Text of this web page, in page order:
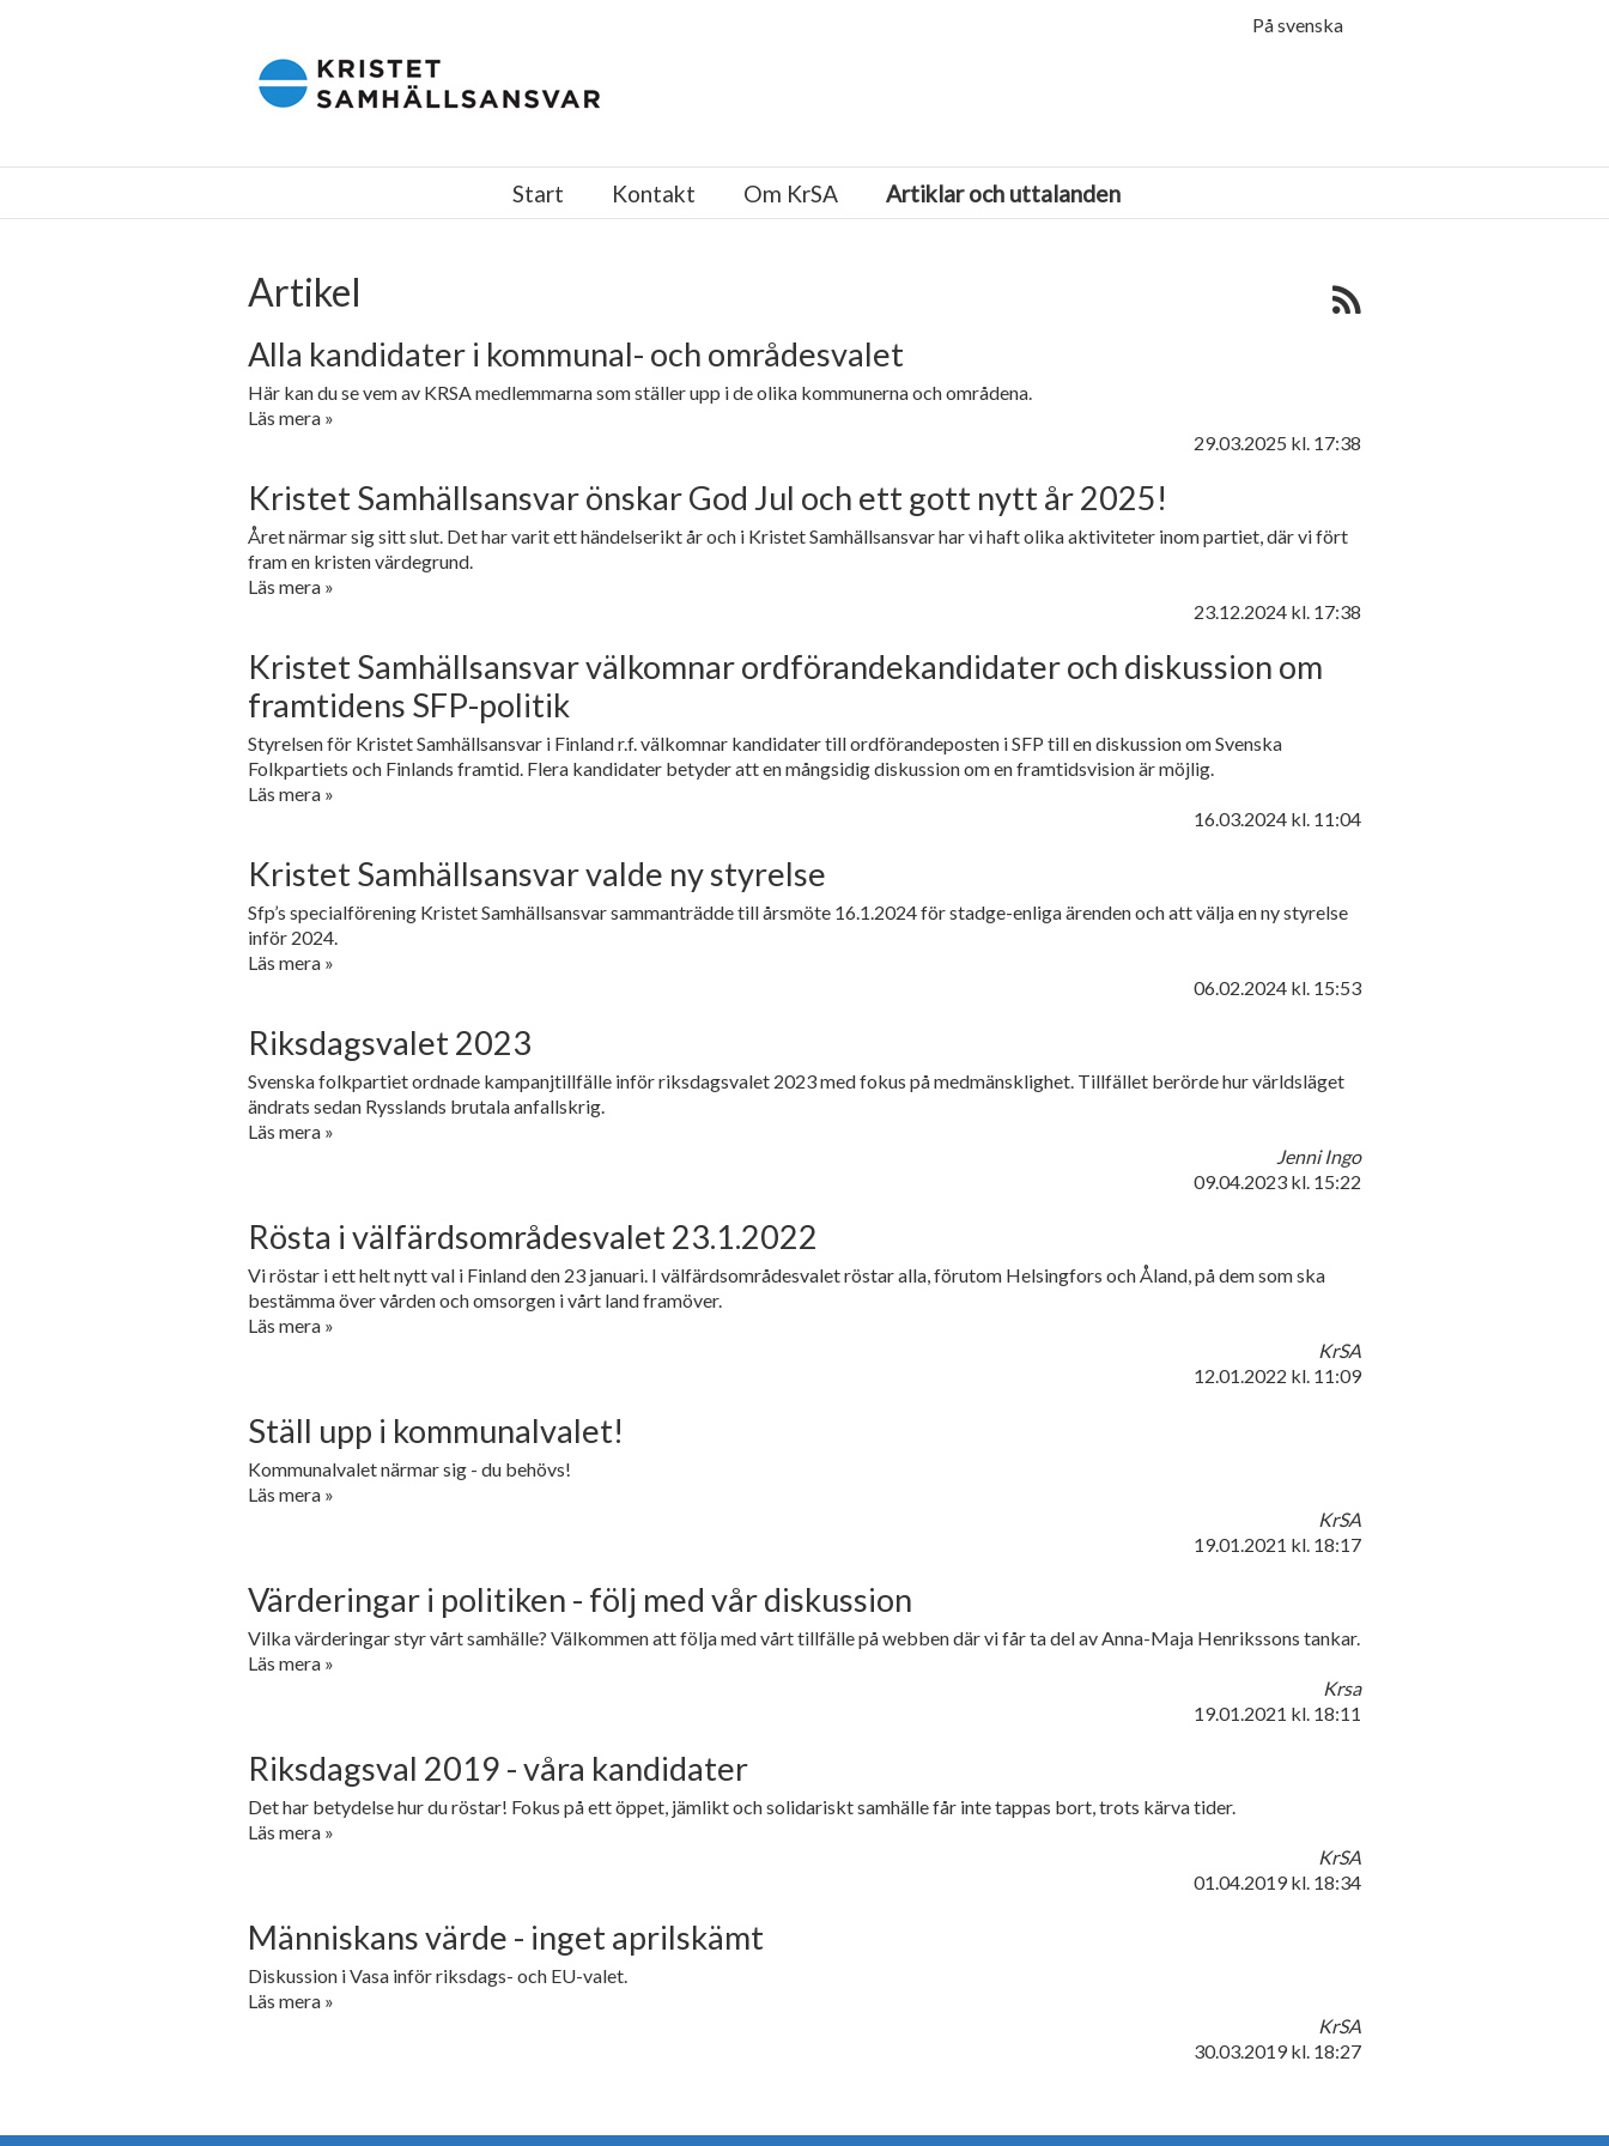
På svenska
Start Kontakt Om KrSA Artiklar och uttalanden
Artikel
Alla kandidater i kommunal- och områdesvalet
Här kan du se vem av KRSA medlemmarna som ställer upp i de olika kommunerna och områdena.
Läs mera »
29.03.2025 kl. 17:38
Kristet Samhällsansvar önskar God Jul och ett gott nytt år 2025!
Året närmar sig sitt slut. Det har varit ett händelserikt år och i Kristet Samhällsansvar har vi haft olika aktiviteter inom partiet, där vi fört
fram en kristen värdegrund.
Läs mera »
23.12.2024 kl. 17:38
Kristet Samhällsansvar välkomnar ordförandekandidater och diskussion om
framtidens SFP-politik
Styrelsen för Kristet Samhällsansvar i Finland r.f. välkomnar kandidater till ordförandeposten i SFP till en diskussion om Svenska
Folkpartiets och Finlands framtid. Flera kandidater betyder att en mångsidig diskussion om en framtidsvision är möjlig.
Läs mera »
16.03.2024 kl. 11:04
Kristet Samhällsansvar valde ny styrelse
Sfp’s specialförening Kristet Samhällsansvar sammanträdde till årsmöte 16.1.2024 för stadge-enliga ärenden och att välja en ny styrelse
inför 2024.
Läs mera »
06.02.2024 kl. 15:53
Riksdagsvalet 2023
Svenska folkpartiet ordnade kampanjtillfälle inför riksdagsvalet 2023 med fokus på medmänsklighet. Tillfället berörde hur världsläget
ändrats sedan Rysslands brutala anfallskrig.
Läs mera »
Jenni Ingo
09.04.2023 kl. 15:22
Rösta i välfärdsområdesvalet 23.1.2022
Vi röstar i ett helt nytt val i Finland den 23 januari. I välfärdsområdesvalet röstar alla, förutom Helsingfors och Åland, på dem som ska
bestämma över vården och omsorgen i vårt land framöver.
Läs mera »
KrSA
12.01.2022 kl. 11:09
Ställ upp i kommunalvalet!
Kommunalvalet närmar sig - du behövs!
Läs mera »
KrSA
19.01.2021 kl. 18:17
Värderingar i politiken - följ med vår diskussion
Vilka värderingar styr vårt samhälle? Välkommen att följa med vårt tillfälle på webben där vi får ta del av Anna-Maja Henrikssons tankar.
Läs mera »
Krsa
19.01.2021 kl. 18:11
Riksdagsval 2019 - våra kandidater
Det har betydelse hur du röstar! Fokus på ett öppet, jämlikt och solidariskt samhälle får inte tappas bort, trots kärva tider.
Läs mera »
KrSA
01.04.2019kl. 18:34
Människans värde - inget aprilskämt
Diskussion i Vasa inför riksdags- och EU-valet.
Läs mera »
KrSA
30.03.2019kl. 18:27